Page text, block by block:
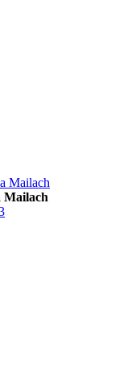
Mailach